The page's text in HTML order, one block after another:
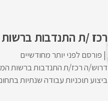
רכז /ת התנדבות ברשות
פורסם לפני יותר מחודשיים
ביצוע תוכניות עבודה שנתיות